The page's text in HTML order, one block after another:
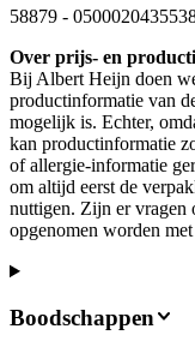
58879 -
Over prijs- en
Bij Albert Heijn doen
productinformatie van
mogelijk is. Echter,
kan productinformatie
of allergie-informatie
om altijd eerst de
nuttigen. Zijn er vragen
opgenomen worden
Boodschappen